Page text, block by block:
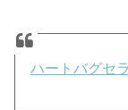
ハートバグセ